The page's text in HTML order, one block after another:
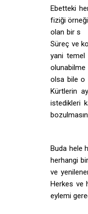
Ebetteki
fiziği
olan bir s
Süreç ve
yani temel
olunabilme
olsa bile o
Kürtlerin
istedikleri
Buda hele
herhangi
ve
Herkes ve
eylemi